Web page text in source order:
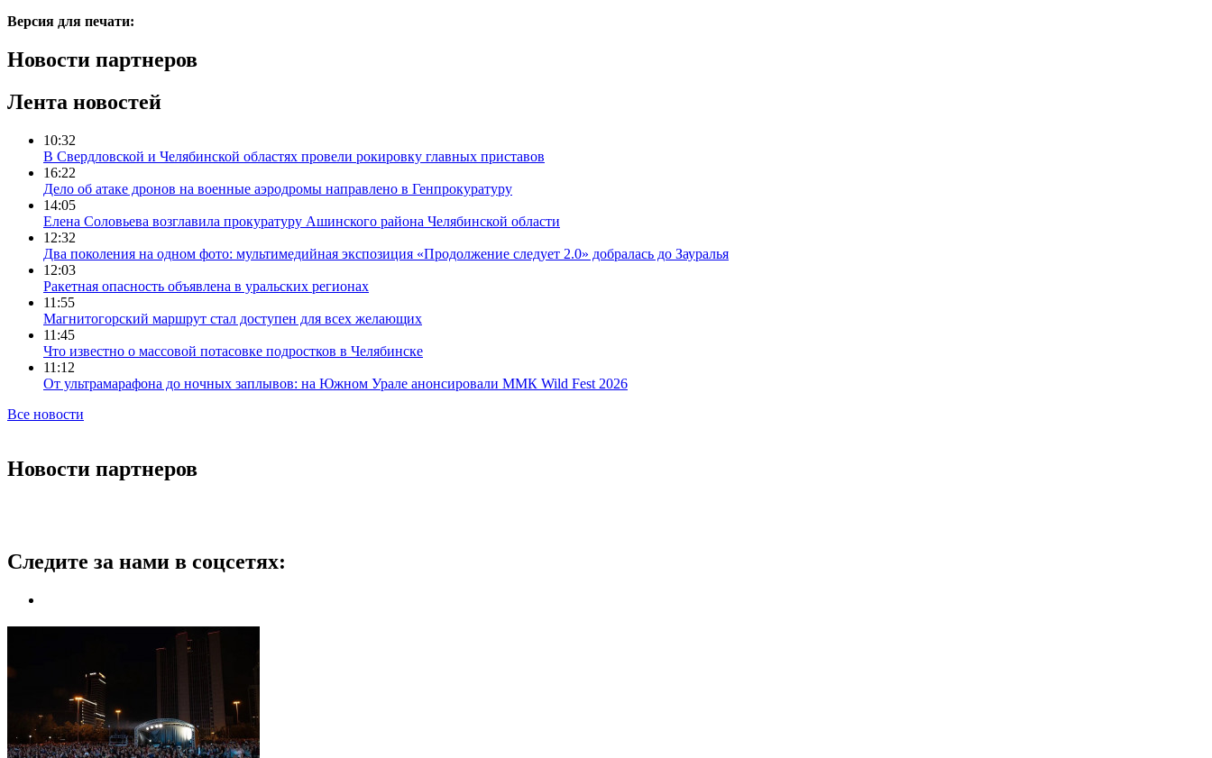
Версия для печати:
Новости партнеров
Лента новостей
10:32
В Свердловской и Челябинской областях провели рокировку главных приставов
16:22
Дело об атаке дронов на военные аэродромы направлено в Генпрокуратуру
14:05
Елена Соловьева возглавила прокуратуру Ашинского района Челябинской области
12:32
Два поколения на одном фото: мультимедийная экспозиция «Продолжение следует 2.0» добралась до Зауралья
12:03
Ракетная опасность объявлена в уральских регионах
11:55
Магнитогорский маршрут стал доступен для всех желающих
11:45
Что известно о массовой потасовке подростков в Челябинске
11:12
От ультрамарафона до ночных заплывов: на Южном Урале анонсировали ММК Wild Fest 2026
Все новости
Новости партнеров
Следите за нами в соцсетях: